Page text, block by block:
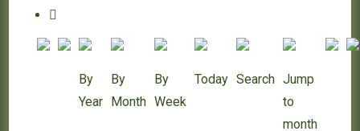
By
Year
By
Month
By
Week
Today Search Jump
to
month